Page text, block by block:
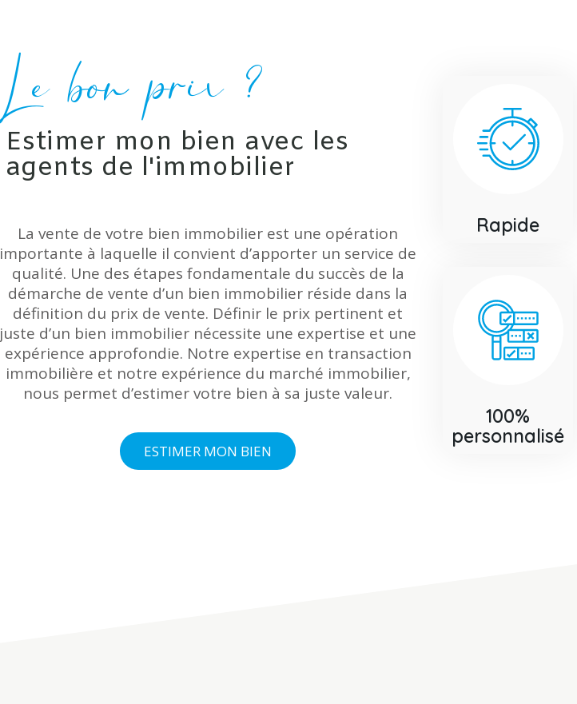
Le bon prix ?
Estimer mon bien avec les
agents de l'immobilier
La vente de votre bien immobilier est une opération
importante à laquelle il convient d’apporter un service de
qualité. Une des étapes fondamentale du succès de la
démarche de vente d’un bien immobilier réside dans la
définition du prix de vente. Définir le prix pertinent et
juste d’un bien immobilier nécessite une expertise et une
expérience approfondie. Notre expertise en transaction
immobilière et notre expérience du marché immobilier,
nous permet d’estimer votre bien à sa juste valeur.
ESTIMER MON BIEN
Rapide
100%
personnalisé